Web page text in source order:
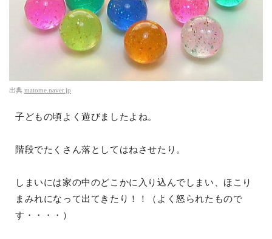
出典 matome.naver.jp
子どもの頃よく遊びましたよね。
階段でたくさん落としてはねさせたり。
しまいには家の中のどこかに入り込んでしまい、ほこり
まみれになって出てきたり！！（よく怒られたもので
す・・・・）